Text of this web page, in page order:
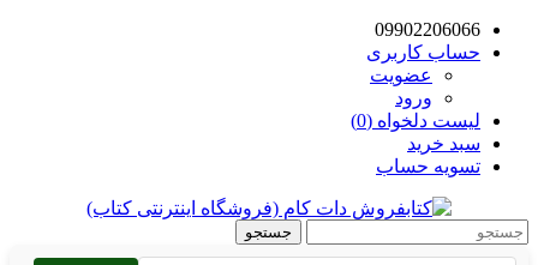
09902206066
حساب کاربری
عضویت
ورود
لیست دلخواه (0)
سبد خرید
تسویه حساب
جستجو